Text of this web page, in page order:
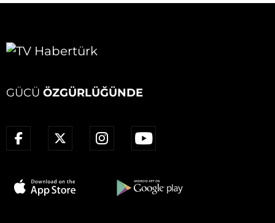
GÜCÜ ÖZGÜRLÜĞÜNDE